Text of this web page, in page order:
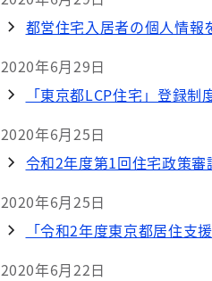
都営住宅入居者の個人情報
2020年6月29日
「東京都LCP住宅」登録制
2020年6月25日
令和2年度第1回住宅政策
2020年6月25日
「令和2年度東京都居住支
2020年6月22日